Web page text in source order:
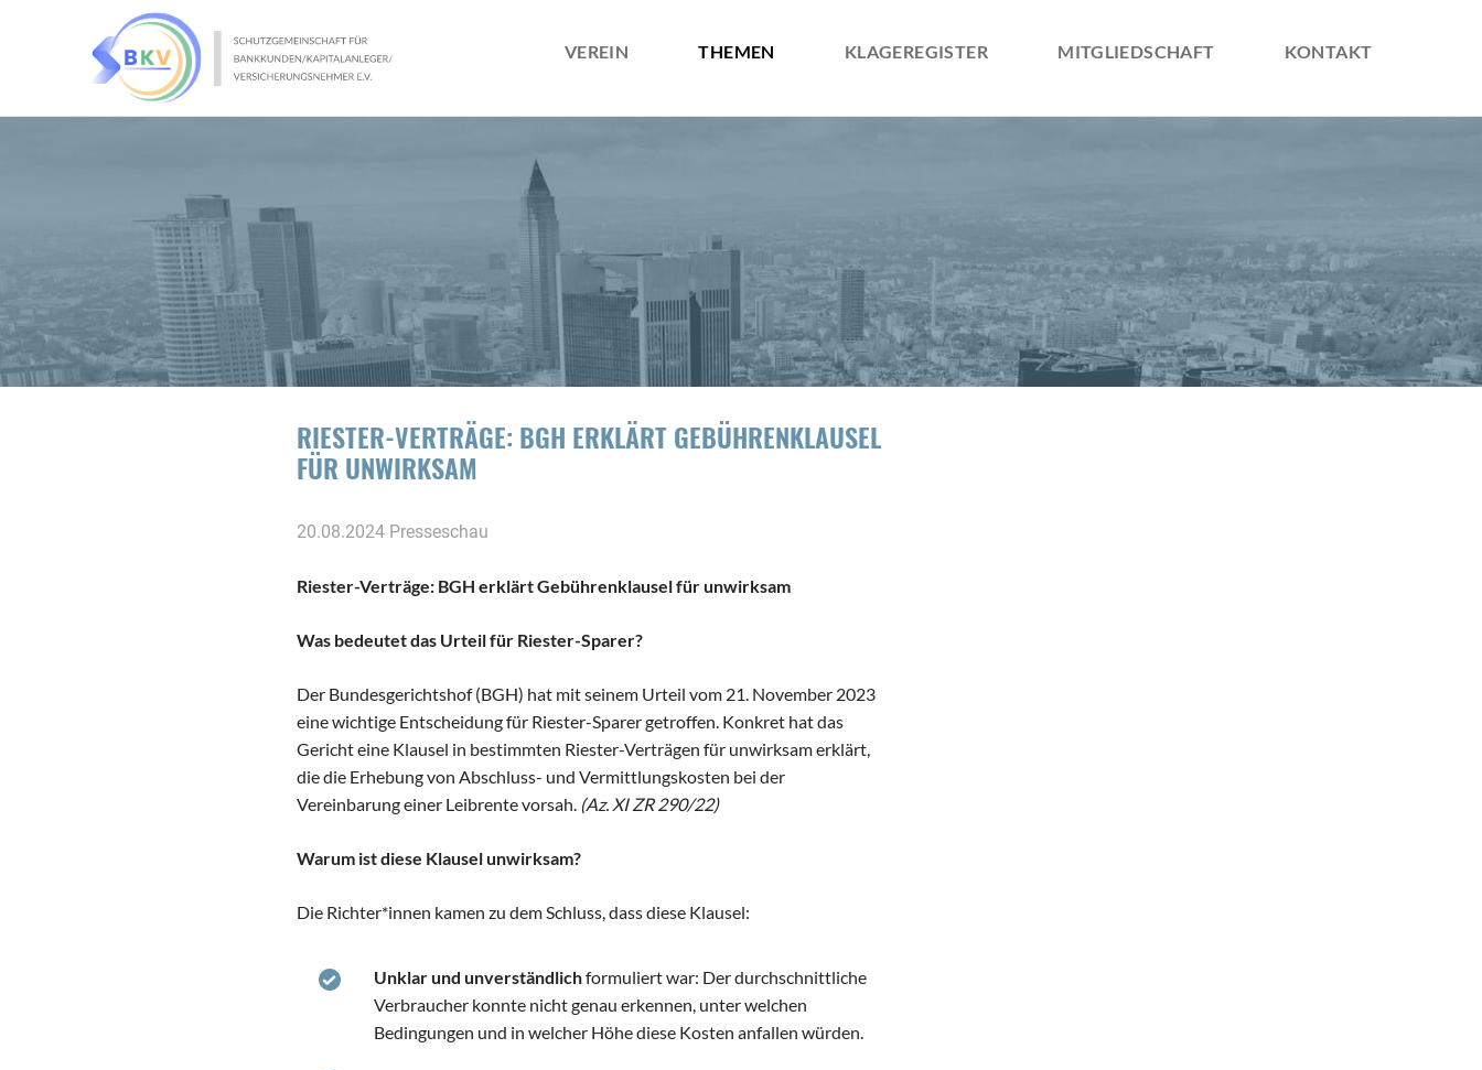
VEREIN
ZIELE
SATZUNG
THEMEN KLAGEREGISTER MITGLIEDSCHAFT KONTAKT
RIESTER-VERTRÄGE: BGH ERKLÄRT GEBÜHRENKLAUSEL
FÜR UNWIRKSAM
20.08.2024Presseschau
Riester-Verträge: BGH erklärt Gebührenklausel für unwirksam
Was bedeutet das Urteil für Riester-Sparer?
Der Bundesgerichtshof (BGH) hat mit seinem Urteil vom 21. November 2023
eine wichtige Entscheidung für Riester-Sparer getroffen. Konkret hat das
Gericht eine Klausel in bestimmten Riester-Verträgen für unwirksam erklärt,
die die Erhebung von Abschluss- und Vermittlungskosten bei der
Vereinbarung einer Leibrente vorsah. (Az. XI ZR 290/22)
Warum ist diese Klausel unwirksam?
Die Richter*innen kamen zu dem Schluss, dass diese Klausel:
Unklar und unverständlichformuliert war: Der durchschnittliche
Verbraucher konnte nicht genau erkennen, unter welchen
Bedingungen und in welcher Höhe diese Kosten anfallen würden.